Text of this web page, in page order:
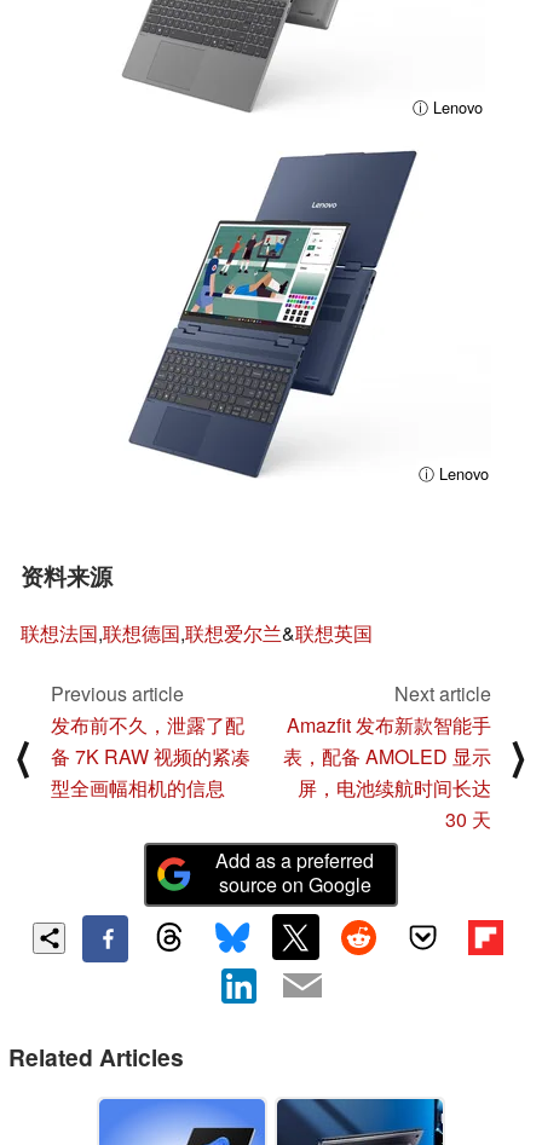
ⓘ Lenovo
ⓘ Lenovo
资料来源
联想法国,联想德国,联想爱尔兰&联想英国
⟨
Previous article
发布前不久，泄露了配
备 7K RAW 视频的紧凑
型全画幅相机的信息
Next article
Amazfit 发布新款智能手
表，配备 AMOLED 显示
屏，电池续航时间长达
30 天
⟩
Add as a preferred
source on Google
Related Articles